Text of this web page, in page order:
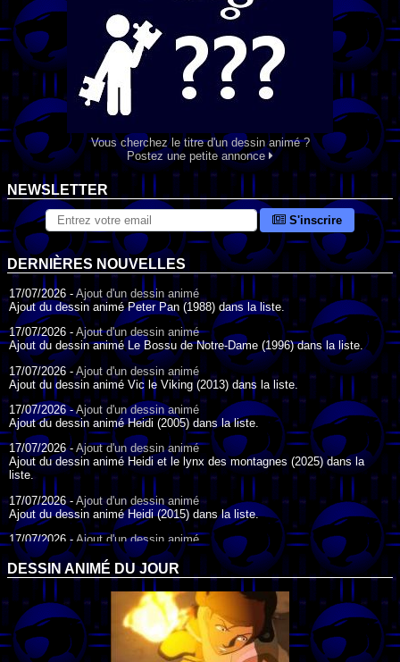
Vous cherchez le titre d'un dessin animé ?
Postez une petite annonce
NEWSLETTER
S'inscrire
DERNIÈRES NOUVELLES
17/07/2026 - Ajout d'un dessin animé
Ajout du dessin animé Peter Pan (1988) dans la liste.
17/07/2026 - Ajout d'un dessin animé
Ajout du dessin animé Le Bossu de Notre-Dame (1996) dans la liste.
17/07/2026 -Ajout d'un dessin animé
Ajout du dessin animé Vic le Viking (2013) dans la liste.
17/07/2026 -Ajout d'un dessin animé
Ajout du dessin animé Heidi (2005) dans la liste.
17/07/2026 - Ajout d'un dessin animé
Ajout du dessin animé Heidi et le lynx des montagnes (2025) dans la
liste.
17/07/2026 -Ajout d'un dessin animé
Ajout du dessin animé Heidi (2015) dans la liste.
17/07/2026 - Ajout d'un dessin animé
Ajout du dessin animé Heidi (1995) dans la liste.
09/07/2026 -Ajout d'un dessin animé
Ajout du dessin animé Genki l'Aventurier de la Chance (2006) dans la
liste.
04/07/2026 -
Ajout d'un dessin animé
Ajout du dessin animé Vilain Petit Canard (2000) dans la liste.
DESSIN ANIMÉ DU JOUR